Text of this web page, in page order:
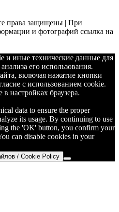
защищены | При
и фотографий ссылка на
и иные технические данные для
его использования.
включая нажатие кнопки
с использованием cookie.
настройках браузера.
data to ensure the proper
its usage. By continuing to use
the 'OK' button, you confirm your
can disable cookies in your
/ Cookie Policy